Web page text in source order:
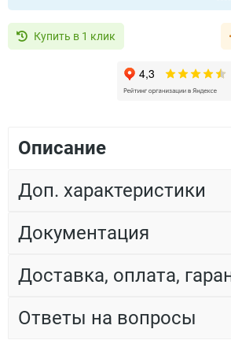
Купить в 1 клик
Описание
Доп. характеристики
Документация
Доставка, оплата,
Ответы на вопросы